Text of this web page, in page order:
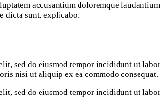
accusantium doloremque
dicta sunt, explicabo.
sed do eiusmod tempor incididunt ut
nisi ut aliquip ex ea commodo
sed do eiusmod tempor incididunt ut